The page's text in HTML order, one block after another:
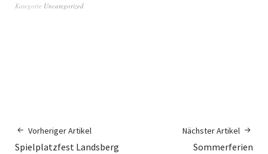
Kategorie Uncategorized
Vorheriger Artikel
Spielplatzfest Landsberg
Nächster Artikel
Sommerferien